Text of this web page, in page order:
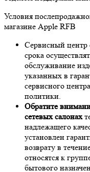
Условия
магазине Apple RFB
Сервисный центр
срока
обслуживание
указанных в
сервисного
политики.
Обратите
сетевых салонах
надлежащего
установлен
возврату в
относятся к
бытового